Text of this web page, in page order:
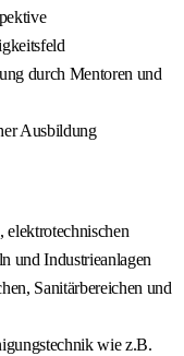
durch Mentoren und
Ausbildung
elektrotechnischen
und Industrieanlagen
Sanitärbereichen und
wie z.B.